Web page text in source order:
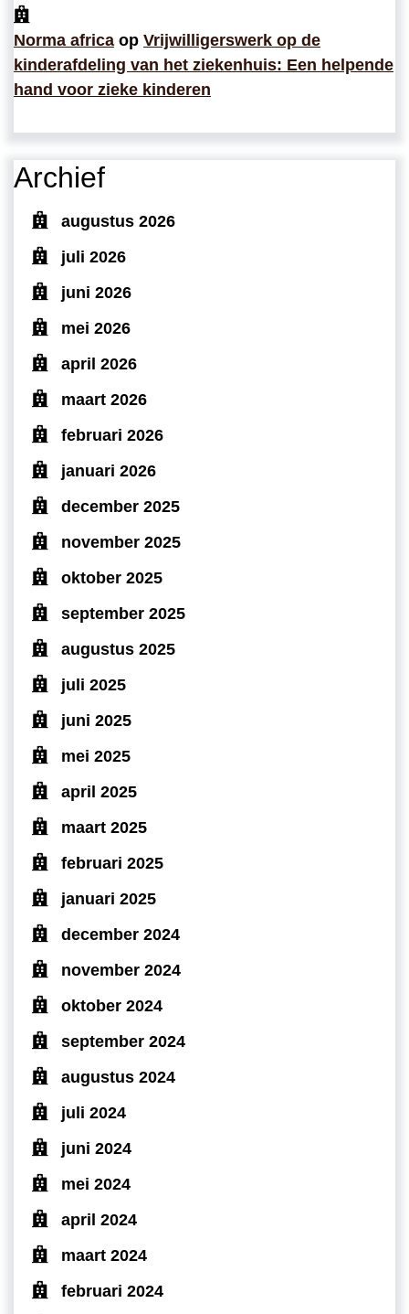
Norma africa op Vrijwilligerswerk op de
kinderafdeling van het ziekenhuis: Een helpende
hand voor zieke kinderen
Archief
augustus 2026
juli 2026
juni 2026
mei 2026
april 2026
maart 2026
februari 2026
januari 2026
december 2025
november 2025
oktober 2025
september 2025
augustus 2025
juli 2025
juni 2025
mei 2025
april 2025
maart 2025
februari 2025
januari 2025
december 2024
november 2024
oktober 2024
september 2024
augustus 2024
juli 2024
juni 2024
mei 2024
april 2024
maart 2024
februari 2024